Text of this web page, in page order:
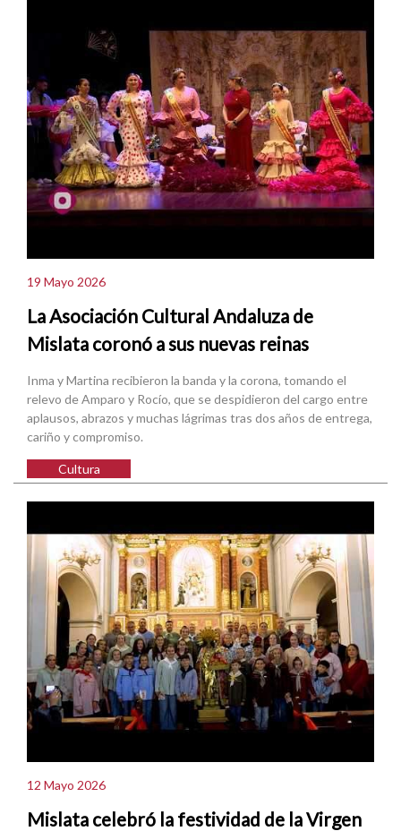
19 Mayo 2026
La Asociación Cultural Andaluza de
Mislata coronó a sus nuevas reinas
Inma y Martina recibieron la banda y la corona, tomando el
relevo de Amparo y Rocío, que se despidieron del cargo entre
aplausos, abrazos y muchas lágrimas tras dos años de entrega,
cariño y compromiso.
Cultura
12 Mayo 2026
Mislata celebró la festividad de la Virgen